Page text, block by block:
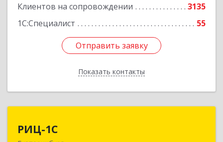
Клиентов на сопровождении
3135
1С:Специалист
55
Отправить заявку
Показать контакты
Отправить заявку
Назад
РИЦ-1С